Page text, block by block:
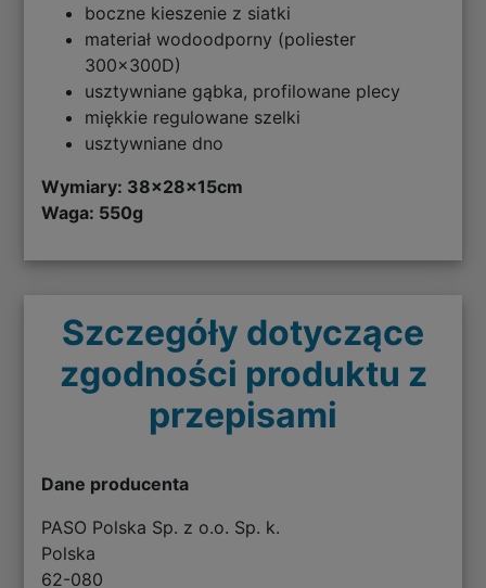
boczne kieszenie z siatki
materiał wodoodporny (poliester
300x300D)
usztywniane gąbka, profilowane plecy
miękkie regulowane szelki
usztywniane dno
Wymiary: 38x28x15cm
Waga: 550g
Szczegóły dotyczące
zgodności produktu z
przepisami
Dane producenta
PASO Polska Sp. z o.o. Sp. k.
Polska
62-080